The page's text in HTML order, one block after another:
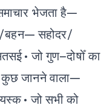
भेजता है—
बहन— सहोदर/
• जो गुण–दोषोँ का
कुछ जानने वाला—
• जो सभी को